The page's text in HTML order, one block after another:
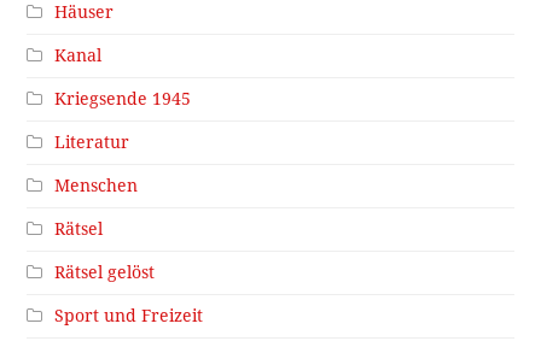
Häuser
Kanal
Kriegsende 1945
Literatur
Menschen
Rätsel
Rätsel gelöst
Sport und Freizeit